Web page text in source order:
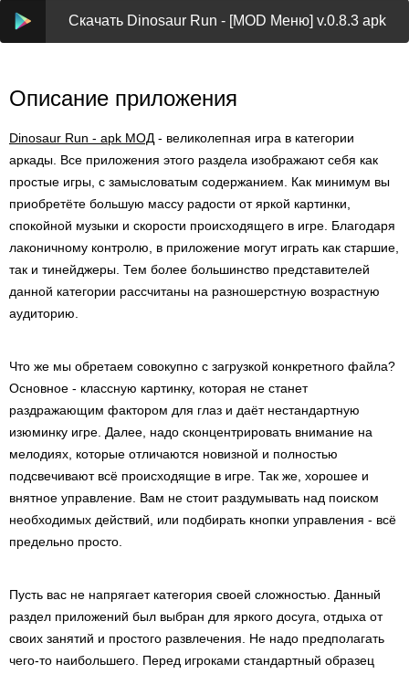
Скачать Dinosaur Run - [MOD Меню] v.0.8.3 apk
Описание приложения
Dinosaur Run - apk МОД - великолепная игра в категории
аркады. Все приложения этого раздела изображают себя как
простые игры, с замысловатым содержанием. Как минимум вы
приобретёте большую массу радости от яркой картинки,
спокойной музыки и скорости происходящего в игре. Благодаря
лаконичному контролю, в приложение могут играть как старшие,
так и тинейджеры. Тем более большинство представителей
данной категории рассчитаны на разношерстную возрастную
аудиторию.
Что же мы обретаем совокупно с загрузкой конкретного файла?
Основное - классную картинку, которая не станет
раздражающим фактором для глаз и даёт нестандартную
изюминку игре. Далее, надо сконцентрировать внимание на
мелодиях, которые отличаются новизной и полностью
подсвечивают всё происходящие в игре. Так же, хорошее и
внятное управление. Вам не стоит раздумывать над поиском
необходимых действий, или подбирать кнопки управления - всё
предельно просто.
Пусть вас не напрягает категория своей сложностью. Данный
раздел приложений был выбран для яркого досуга, отдыха от
своих занятий и простого развлечения. Не надо предполагать
чего-то наибольшего. Перед игроками стандартный образец